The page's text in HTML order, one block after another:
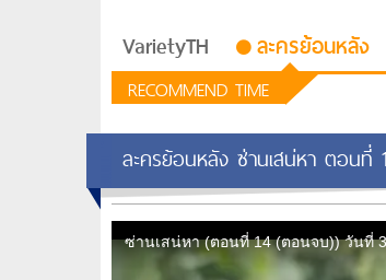
VarietyTH ละครย้อนหลัง
RECOMMEND TIME
รักอยู่ปร
ซีรีย์เกาห
ละครย้อนหลัง ซ่านเสน่หา ตอน